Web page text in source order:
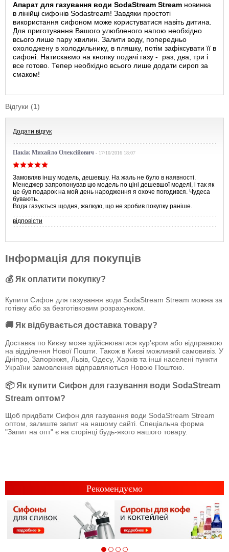
Апарат для газування води SodaStream Stream новинка
в лінійці сифонів Sodastream! Завдяки простоті
використання сифоном може користуватися навіть дитина.
Для приготування Вашого улюбленого напою необхідно
всього лише пару хвилин. Залити воду, попередньо
охолоджену в холодильнику, в пляшку, потім зафіксувати її в
сифоні. Натискаємо на кнопку подачі газу - раз, два, три і
все готово. Тепер необхідно всього лише додати сироп за
смаком!
Відгуки (1)
Додати відгук
Пакіж Михайло Олексійович - 17/10/2016 18:07
Замовляв іншу модель, дешевшу. На жаль не було в наявності.
Менеджер запропонував цю модель по ціні дешевшої моделі, і так як
це був подарок на мой день народження я охоче погодився. Чудеса
бувають.
Вода газується щодня, жалкую, що не зробив покупку раніше.
відповісти
Інформація для покупців
💰 Як оплатити покупку?
Купити Сифон для газування води SodaStream Stream можна за
готівку або за безготівковим розрахунком.
🚚 Як відбувається доставка товару?
Доставка по Києву може здійснюватися кур'єром або відправкою
на відділення Нової Пошти. Також в Києві можливий самовивіз. У
Дніпро, Запоріжжя, Львів, Одесу, Харків та інші населені пункти
України замовлення відправляються Новою Поштою.
📦 Як купити Сифон для газування води SodaStream
Stream оптом?
Щоб придбати Сифон для газування води SodaStream Stream
оптом, залиште запит на нашому сайті. Спеціальна форма
"Запит на опт" є на сторінці будь-якого нашого товару.
Рекомендуємо